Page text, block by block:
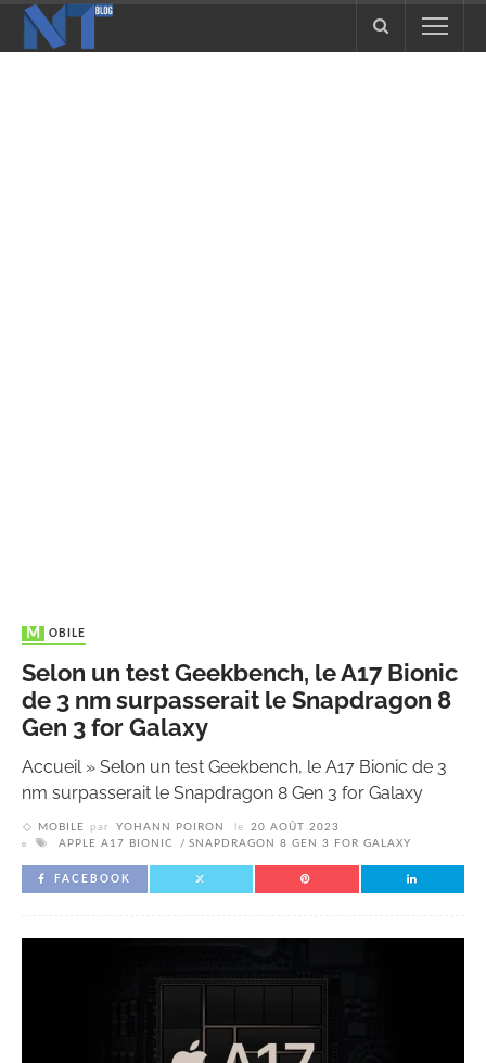
MOBILE
Selon un test Geekbench, le A17 Bionic
de 3 nm surpasserait le Snapdragon 8
Gen 3 for Galaxy
Accueil» Selon un test Geekbench, le A17 Bionic de 3
nm surpasserait le Snapdragon 8 Gen 3 for Galaxy
MOBILE par YOHANN POIRON le
20 AOÛT 2023
APPLE A17 BIONIC
SNAPDRAGON 8 GEN 3 FOR GALAXY
FACEBOOK